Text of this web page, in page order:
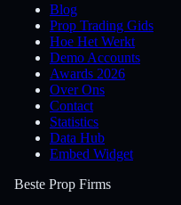
Blog
Prop Trading Gids
Hoe Het Werkt
Demo Accounts
Awards 2026
Over Ons
Contact
Statistics
Data Hub
Embed Widget
Beste Prop Firms